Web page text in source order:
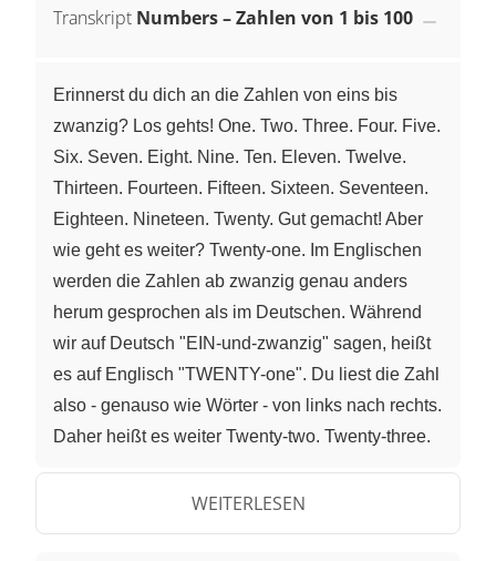
Transkript Numbers – Zahlen von 1 bis 100
Erinnerst du dich an die Zahlen von eins bis
zwanzig? Los gehts! One. Two. Three. Four. Five.
Six. Seven. Eight. Nine. Ten. Eleven. Twelve.
Thirteen. Fourteen. Fifteen. Sixteen. Seventeen.
Eighteen. Nineteen. Twenty. Gut gemacht! Aber
wie geht es weiter? Twenty-one. Im Englischen
werden die Zahlen ab zwanzig genau anders
herum gesprochen als im Deutschen. Während
wir auf Deutsch "EIN-und-zwanzig" sagen, heißt
es auf Englisch "TWENTY-one". Du liest die Zahl
also - genauso wie Wörter - von links nach rechts.
Daher heißt es weiter Twenty-two. Twenty-three.
"Twenty-five. Ist dir aufgefallen, dass die Zahlen
mit einem Bindestrich geschrieben werden? Das
WEITERLESEN